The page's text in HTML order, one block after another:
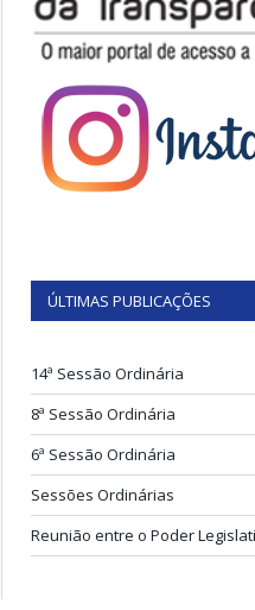
ÚLTIMAS PUBLICAÇÕES
14ª Sessão Ordinária
8ª Sessão Ordinária
6ª Sessão Ordinária
Sessões Ordinárias
Reunião entre o Poder